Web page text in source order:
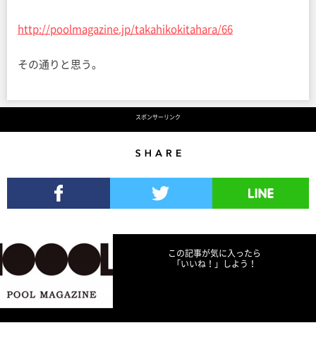
http://poolmagazine.jp/takahikokitahara/66
その通りと思う。
スポンサーリンク
この記事が気に入ったら
「いいね！」しよう！